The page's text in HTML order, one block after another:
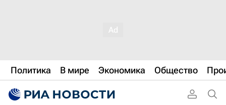
Политика В мире Экономика Общество